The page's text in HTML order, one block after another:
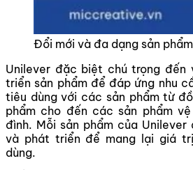
Đổi mới và đa dạng sản phẩm
Unilever đặc biệt chú trọng đến
triển sản phẩm để đáp ứng nhu
tiêu dùng với các sản phẩm từ
phẩm cho đến các sản phẩm
đình. Mỗi sản phẩm của Unilever
và phát triển để mang lại giá
dùng.